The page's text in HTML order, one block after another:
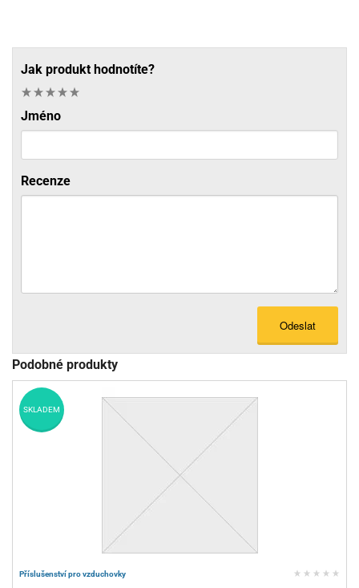
Jak produkt hodnotíte?
Jméno
Recenze
Odeslat
Podobné produkty
Příslušenství pro vzduchovky
SKLADEM